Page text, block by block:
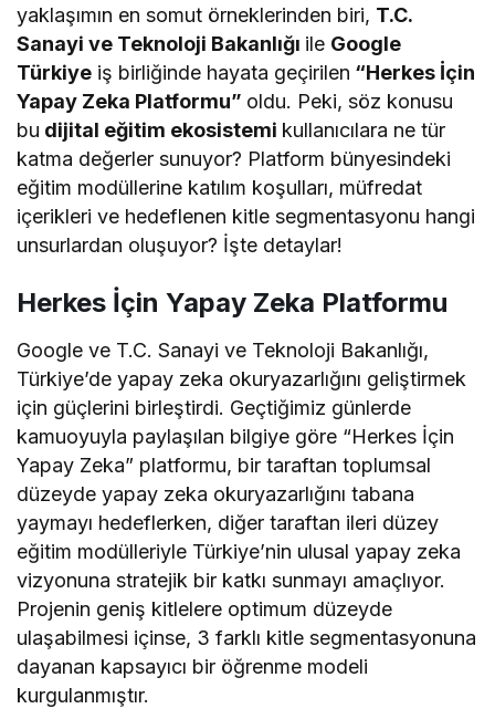
yaklaşımın en somut örneklerinden biri, T.C.
Sanayi ve Teknoloji Bakanlığı ile Google
Türkiye iş birliğinde hayata geçirilen “Herkes İçin
Yapay Zeka Platformu” oldu. Peki, söz konusu
bu dijital eğitim ekosistemi kullanıcılara ne tür
katma değerler sunuyor? Platform bünyesindeki
eğitim modüllerine katılım koşulları, müfredat
içerikleri ve hedeflenen kitle segmentasyonu hangi
unsurlardan oluşuyor? İşte detaylar!
Herkes İçin Yapay Zeka Platformu
Google ve T.C. Sanayi ve Teknoloji Bakanlığı,
Türkiye’de yapay zeka okuryazarlığını geliştirmek
için güçlerini birleştirdi. Geçtiğimiz günlerde
kamuoyuyla paylaşılan bilgiye göre “Herkes İçin
Yapay Zeka” platformu, bir taraftan toplumsal
düzeyde yapay zeka okuryazarlığını tabana
yaymayı hedeflerken, diğer taraftan ileri düzey
eğitim modülleriyle Türkiye’nin ulusal yapay zeka
vizyonuna stratejik bir katkı sunmayı amaçlıyor.
Projenin geniş kitlelere optimum düzeyde
ulaşabilmesi içinse, 3 farklı kitle segmentasyonuna
dayanan kapsayıcı bir öğrenme modeli
kurgulanmıştır.